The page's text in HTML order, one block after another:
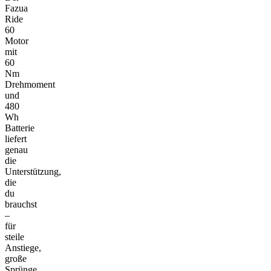
Fazua
Ride
60
Motor
mit
60
Nm
Drehmoment
und
480
Wh
Batterie
liefert
genau
die
Unterstützung,
die
du
brauchst
–
für
steile
Anstiege,
große